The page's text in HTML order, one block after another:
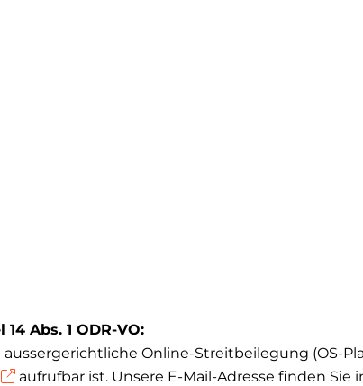
Abs. 1 ODR-VO:
Online-Streitbeilegung (OS-
aufrufbar ist. Unsere E-Mail-Adresse finden